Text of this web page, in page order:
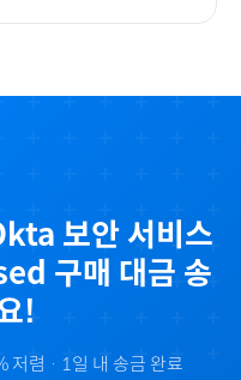
보안 서비스
구매 대금 송
!
저렴 · 1일 내 송금 완료